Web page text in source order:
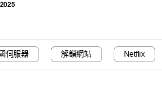
伺服器 解鎖網站 Netflix